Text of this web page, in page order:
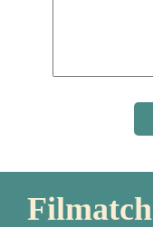
Filmatch